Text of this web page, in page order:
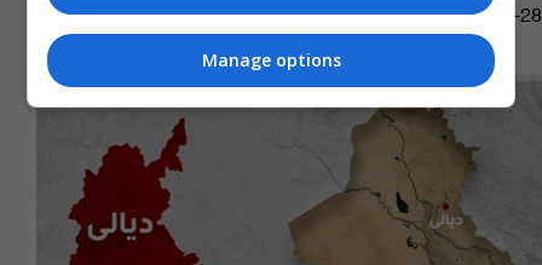
01:37 | 2016-04-28
Manage options